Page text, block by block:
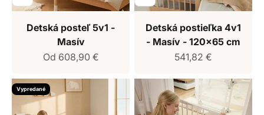
Detská posteľ 5v1 -
Masív
Predajná cena
Od 608,90 €
Detská postieľka 4v1
- Masív - 120x65 cm
Predajná cena
541,82 €
Vypredané